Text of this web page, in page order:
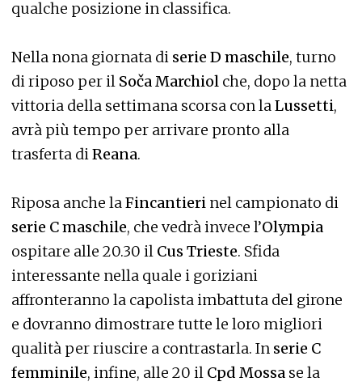
qualche posizione in classifica.
Nella nona giornata di serie D maschile, turno
di riposo per il Soča Marchiol che, dopo la netta
vittoria della settimana scorsa con laLussetti,
avrà più tempo per arrivare pronto alla
trasferta diReana.
Riposa anche laFincantieri nel campionato di
serie C maschile, che vedrà invece l’Olympia
ospitare alle 20.30 il Cus Trieste. Sfida
interessante nella quale i goriziani
affronteranno la capolista imbattuta del girone
e dovranno dimostrare tutte le loro migliori
qualità per riuscire a contrastarla. In serie C
femminile, infine, alle 20 il Cpd Mossa se la